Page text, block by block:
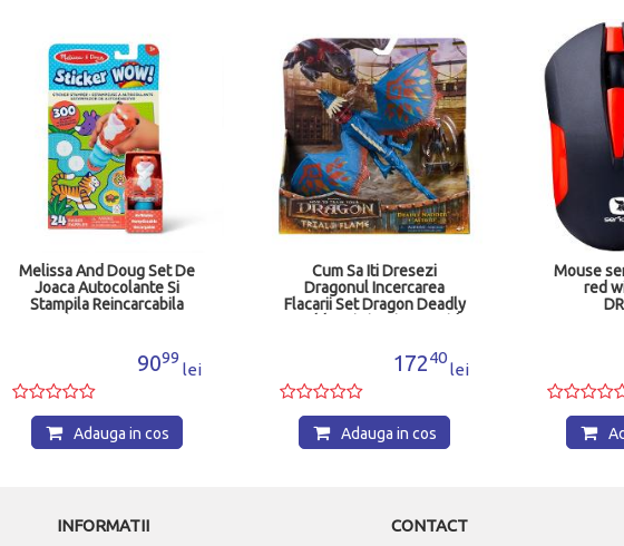
Melissa And Doug Set De
Joaca Autocolante Si
Stampila Reincarcabila
9099
lei
Adauga in cos
Cum Sa Iti Dresezi
Dragonul Incercarea
Flacarii Set Dragon Deadly
17240
lei
Adauga in cos
Mouse
red
INFORMATII CONTACT